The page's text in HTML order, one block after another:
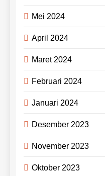
Mei 2024
April 2024
Maret 2024
Februari 2024
Januari 2024
Desember 2023
November 2023
Oktober 2023